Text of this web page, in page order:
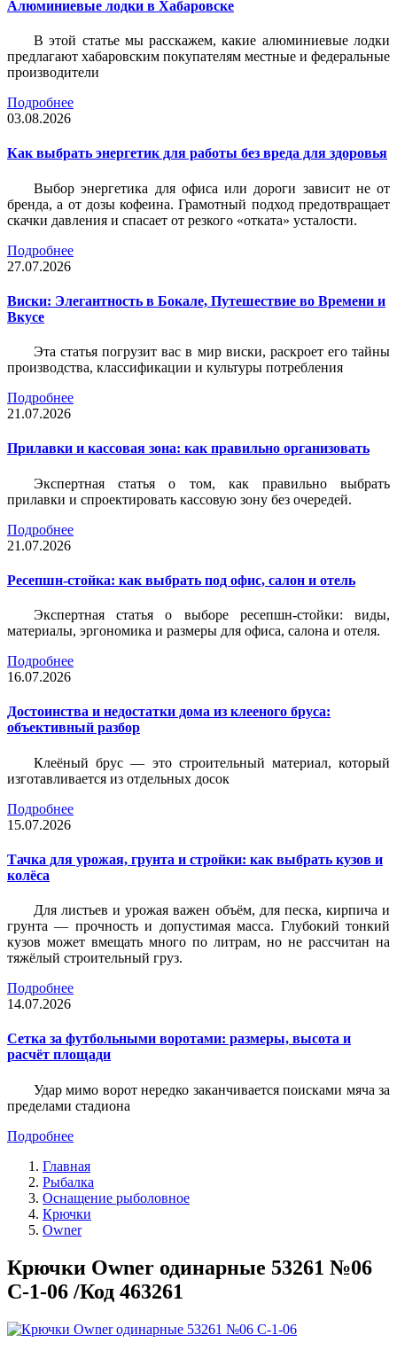
Алюминиевые лодки в Хабаровске
В этой статье мы расскажем, какие алюминиевые лодки
предлагают хабаровским покупателям местные и федеральные
производители
Подробнее
03.08.2026
Как выбрать энергетик для работы без вреда для здоровья
Выбор энергетика для офиса или дороги зависит не от
бренда, а от дозы кофеина. Грамотный подход предотвращает
скачки давления и спасает от резкого «отката» усталости.
Подробнее
27.07.2026
Виски: Элегантность в Бокале, Путешествие во Времени и
Вкусе
Эта статья погрузит вас в мир виски, раскроет его тайны
производства, классификации и культуры потребления
Подробнее
21.07.2026
Прилавки и кассовая зона: как правильно организовать
Экспертная статья о том, как правильно выбрать
прилавки и спроектировать кассовую зону без очередей.
Подробнее
21.07.2026
Ресепшн-стойка: как выбрать под офис, салон и отель
Экспертная статья о выборе ресепшн-стойки: виды,
материалы, эргономика и размеры для офиса, салона и отеля.
Подробнее
16.07.2026
Достоинства и недостатки дома из клееного бруса:
объективный разбор
Клеёный брус — это строительный материал, который
изготавливается из отдельных досок
Подробнее
15.07.2026
Тачка для урожая, грунта и стройки: как выбрать кузов и
колёса
Для листьев и урожая важен объём, для песка, кирпича и
грунта — прочность и допустимая масса. Глубокий тонкий
кузов может вмещать много по литрам, но не рассчитан на
тяжёлый строительный груз.
Подробнее
14.07.2026
Сетка за футбольными воротами: размеры, высота и
расчёт площади
Удар мимо ворот нередко заканчивается поисками мяча за
пределами стадиона
Подробнее
Главная
Рыбалка
Оснащение рыболовное
Крючки
Owner
Крючки Owner одинарные 53261 №06
C-1-06 /Код 463261